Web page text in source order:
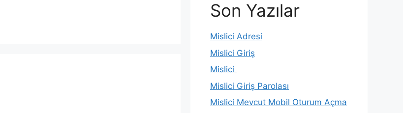
Son Yazılar
Mislici Adresi
Mislici Giriş
Mislici
Mislici Giriş Parolası
Mislici Mevcut Mobil Oturum Açma